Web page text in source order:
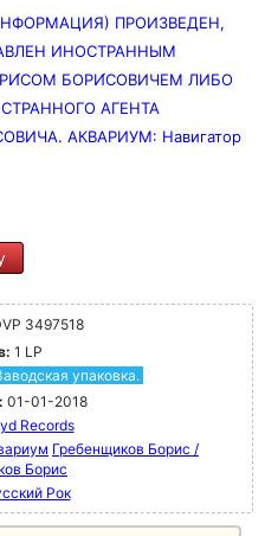
ПРОИЗВЕДЕН,
ИНОСТРАННЫМ
БОРИ́СОВИЧЕМ ЛИБО
АГЕНТА
АКВАРИУМ: Навигатор
3497518
1 LP
упаковка.
01-01-2018
Records
Гребенщиков Борис /
Борис
Рок